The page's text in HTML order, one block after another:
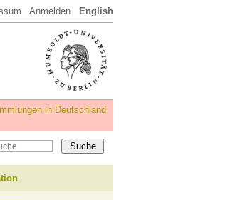
Anmelden English
in Deutschland